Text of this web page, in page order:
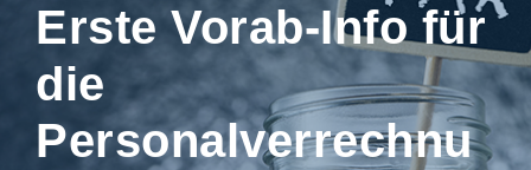
Erste Vorab-Info für
die
Personalverrechnu